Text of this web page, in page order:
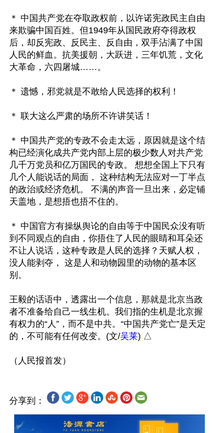
＊ 中国共产党在夺取政权前，以许诺宪政民主自由
来欺骗中国百姓。但1949年从国民政府夺得政权
后，却反宪政、反民主、反自由，双手沾满了中国
人民的鲜血。抗美援朝，大跃进，三年饥荒，文化
大革命，六四屠城……。
＊ 遗憾，邪党就是不敢给人民选择的权利！
＊ 联大这么严肃的场所不许讲笑话！
＊ 中国共产党的专政不会走太远，原因就是这个结
构已经演化成共产党内部上层的极少数人对共产党
几千万党员和亿万国民的专政。 想想全国上下只有
几个人能说话的局面， 这种结构无法应对一丁半点
的政治或经济危机。 不满的声音一旦出来，必定铺
天盖地，是想捂也捂不住的。
＊ 中国官方有操纵舆论的自由等于中国民众没有听
到不同观点的自由，你捂住了人民的眼睛和耳朵还
不让人说话，这种专政是人民的选择？天赋人权，
没人能剥夺， 这是人和动物园里的动物的基本区
别。
王毅的话语中，透露出一个信息，那就是北京当政
者不准备给自己一线生机。我们指的生机是北京握
有权力的“人”，而不是中共。“中国共产党亡”是天定
的，不可能有任何改变。(文/吴莱) △
分享到：